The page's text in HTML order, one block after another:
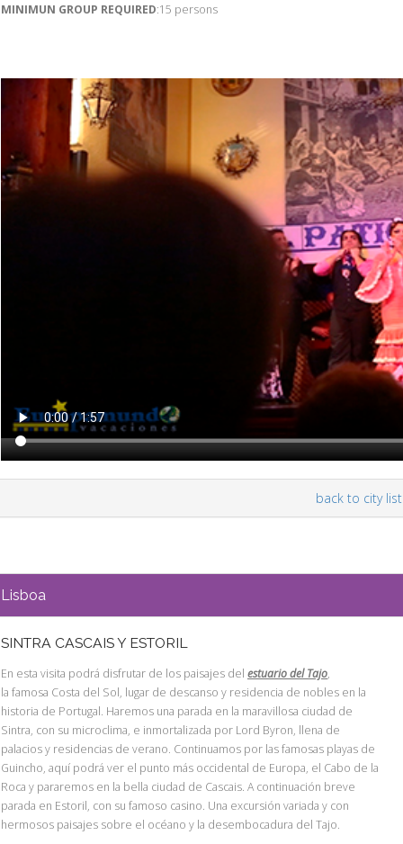
MINIMUN GROUP REQUIRED:15 persons
back to city list
Lisboa
SINTRA CASCAIS Y ESTORIL
En esta visita podrá disfrutar de los paisajes del estuario del Tajo,
la famosa Costa del Sol, lugar de descanso y residencia de nobles en la
historia de Portugal. Haremos una parada en la maravillosa ciudad de
Sintra, con su microclima, e inmortalizada por Lord Byron, llena de
palacios y residencias de verano. Continuamos por las famosas playas de
Guincho, aquí podrá ver el punto más occidental de Europa, el Cabo de la
Roca y pararemos en la bella ciudad de Cascais. A continuación breve
parada en Estoril, con su famoso casino. Una excursión variada y con
hermosos paisajes sobre el océano y la desembocadura del Tajo.